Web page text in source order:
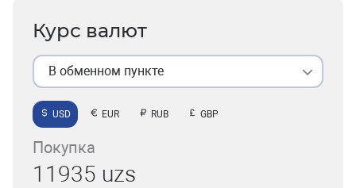
Курс валют
В обменном пункте
USD EUR RUB GBP
Покупка
11935 uzs